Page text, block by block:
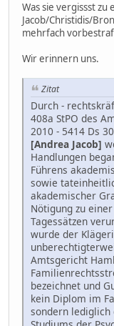
Was sie vergissst zu
Jacob/Christidis/
mehrfach
Wir erinnern uns.
Zitat
Durch -
408a StPO des
2010 - 5414 Ds
[Andrea Jacob]
Handlungen
Führens
sowie
akademischer
Nötigung zu
Tagessätzen
wurde der
Amtsgericht
bezeichnet und
kein Diplom im
sondern lediglich